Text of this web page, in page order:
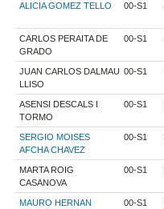
ALICIA GOMEZ TELLO 00-S1
CARLOS PERAITA DE
GRADO
00-S1
JUAN CARLOS DALMAU
LLISO
00-S1
ASENSI DESCALS I
TORMO
00-S1
SERGIO MOISES
AFCHA CHAVEZ
00-S1
MARTA ROIG
CASANOVA
00-S1
MAURO HERNAN
00-S1